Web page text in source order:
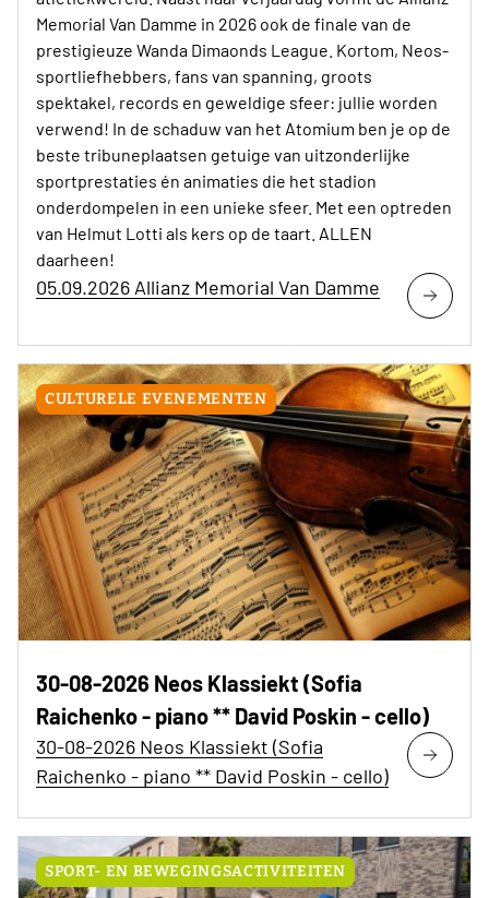
Memorial Van Damme in 2026 ook de finale van de
prestigieuze Wanda Dimaonds League. Kortom, Neos-
sportliefhebbers, fans van spanning, groots
spektakel, records en geweldige sfeer: jullie worden
verwend! In de schaduw van het Atomium ben je op de
beste tribuneplaatsen getuige van uitzonderlijke
sportprestaties én animaties die het stadion
onderdompelen in een unieke sfeer. Met een optreden
van Helmut Lotti als kers op de taart. ALLEN
daarheen!
05.09.2026 Allianz Memorial Van Damme
CULTURELE EVENEMENTEN
30-08-2026 Neos Klassiekt (Sofia
Raichenko - piano ** David Poskin - cello)
30-08-2026 Neos Klassiekt (Sofia
Raichenko - piano ** David Poskin - cello)
SPORT- EN BEWEGINGSACTIVITEITEN